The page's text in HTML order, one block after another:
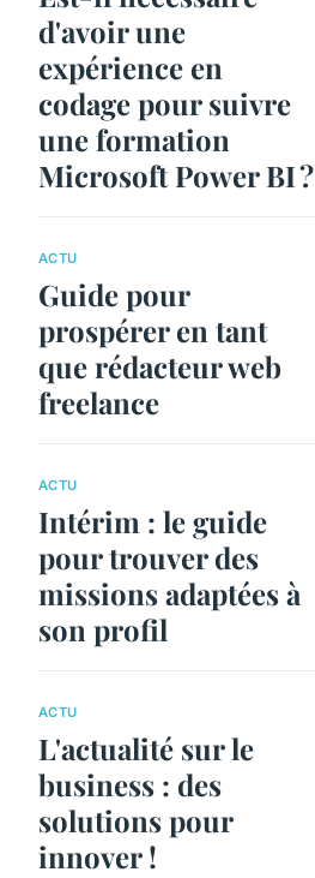
d'avoir une
expérience en
codage pour suivre
une formation
Microsoft Power BI ?
ACTU
Guide pour
prospérer en tant
que rédacteur web
freelance
ACTU
Intérim : le guide
pour trouver des
missions adaptées à
son profil
ACTU
L'actualité sur le
business : des
solutions pour
innover !